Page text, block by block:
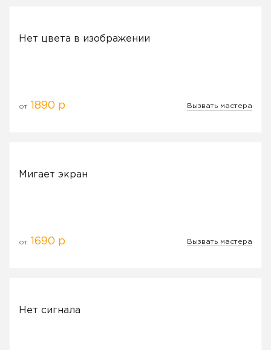
Нет цвета в изображении
от 1890 р Вызвать мастера
Мигает экран
от 1690 р Вызвать мастера
Нет сигнала